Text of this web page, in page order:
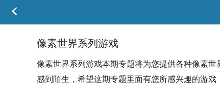
像素世界系列游戏
像素世界系列游戏本期专题将为您提供各种像素世
感到陌生，希望这期专题里面有您所感兴趣的游戏